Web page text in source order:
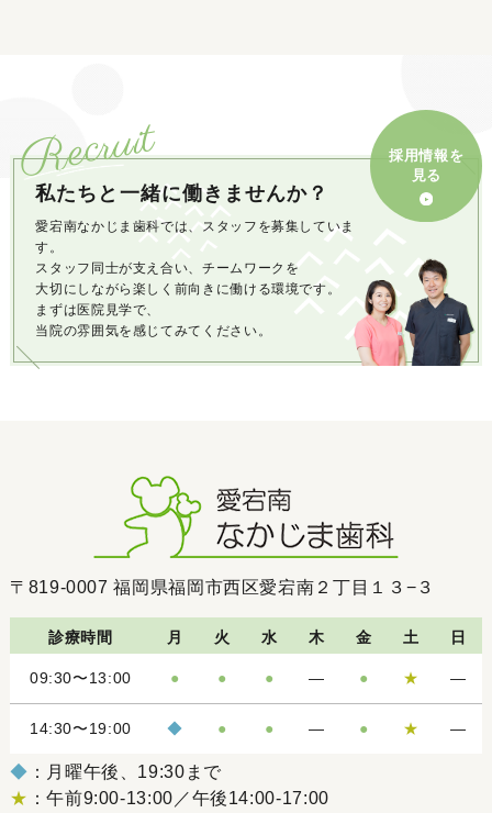
Recruit
私たちと一緒に働きませんか？
愛宕南なかじま歯科では、スタッフを募集していま
す。
スタッフ同士が支え合い、チームワークを
大切にしながら楽しく前向きに働ける環境です。
まずは医院見学で、
当院の雰囲気を感じてみてください。
採用情報を
見る
〒819-0007福岡県福岡市西区愛宕南２丁目１３−３
診療時間 月 火 水 木 金 土 日
09:30〜13:00 ● ● ● ― ● ★ ―
14:30〜19:00 ◆ ● ● ― ● ★ ―
◆ ：月曜午後、19:30まで
★ ：午前9:00-13:00／午後14:00-17:00